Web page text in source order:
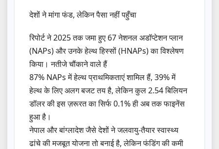
देशों ने मांगा फंड, लेकिन पैसा नहीं पहुँचा
रिपोर्ट ने 2025 तक जमा हुए 67 नेशनल अडॉप्टेशन प्लान
(NAPs) और उनके हेल्थ हिस्सों (HNAPs) का विश्लेषण
किया। नतीजे चौंकाने वाले हैं
87% NAPs में हेल्थ प्राथमिकताएं शामिल हैं, 39% में
हेल्थ के लिए अलग बजट तय है, लेकिन कुल 2.54 बिलियन
डॉलर की इस ज़रूरत का सिर्फ 0.1% ही अब तक फाइनेंस
हुआ है।
नेपाल और बांग्लादेश जैसे देशों ने जलवायु-तैयार स्वास्थ्य
ढांचे की मजबूत योजना तो बनाई है, लेकिन फंडिंग की कमी